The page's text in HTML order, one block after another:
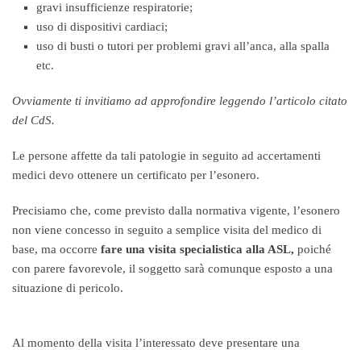
gravi insufficienze respiratorie;
uso di dispositivi cardiaci;
uso di busti o tutori per problemi gravi all’anca, alla spalla
etc.
Ovviamente ti invitiamo ad approfondire leggendo l’articolo citato
del CdS.
Le persone affette da tali patologie in seguito ad accertamenti
medici devo ottenere un certificato per l’esonero.
Precisiamo che, come previsto dalla normativa vigente, l’esonero
non viene concesso in seguito a semplice visita del medico di
base, ma occorre fare una visita specialistica alla ASL, poiché
con parere favorevole, il soggetto sarà comunque esposto a una
situazione di pericolo.
Al momento della visita l’interessato deve presentare una